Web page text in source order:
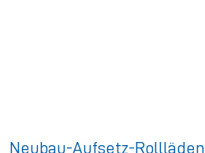
Neubau-Aufsetz-Rollläden